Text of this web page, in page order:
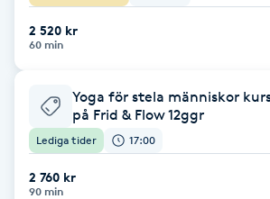
Face framing
Faceliftmassage
Fet hårbotten
2 520 kr
60 min
Yoga för stela människor
på Frid & Flow 12ggr
Lediga tider 17:00
2 760 kr
90 min